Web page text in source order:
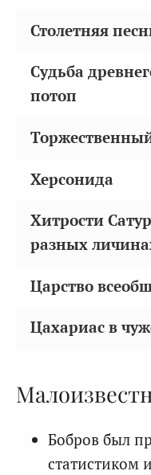
Столетняя
Судьба
потоп
Херсонида
Хитрости
разных
Царство
Цахариас в
Бобров был
статистиком